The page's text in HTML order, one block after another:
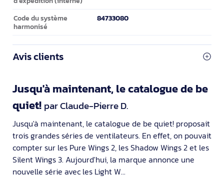
Code du système
harmonisé
84733080
Avis clients
Jusqu'à maintenant, le catalogue de be
quiet! par Claude-Pierre D.
Jusqu'à maintenant, le catalogue de be quiet! proposait
trois grandes séries de ventilateurs. En effet, on pouvait
compter sur les Pure Wings 2, les Shadow Wings 2 et les
Silent Wings 3. Aujourd'hui, la marque annonce une
nouvelle série avec les Light W...